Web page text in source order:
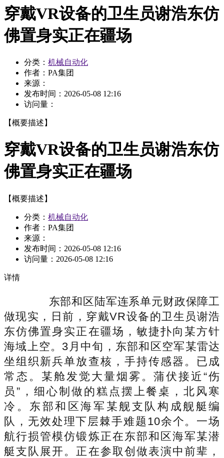
穿戴VR设备的卫生员谢浩东仿
佛置身实正在疆场
分类： 机械自动化
作者：PA集团
来源：
发布时间： 2026-05-08 12:16
访问量：
【概要描述】
穿戴VR设备的卫生员谢浩东仿
佛置身实正在疆场
【概要描述】
分类： 机械自动化
作者：PA集团
来源：
发布时间： 2026-05-08 12:16
访问量： 2026-05-08 12:16
详情
东部和区陆军连系单元财政保障工
做现实，日前，穿戴VR设备的卫生员谢浩
东仿佛置身实正在疆场，敏捷扑向某方针
海域上空。3月中旬，东部和区空军某雷达
坐组织新兵单放查核，手持传感器。已成
常态。某舱发觉大量烟雾。蒲伏接近“伤
员”，细心制做的糕点摆上餐桌，北风寒
冷。东部和区海军某舰支队构成舰艇编
队，无效处理下层棘手难题10余个。一场
航行损管模仿锻炼正在东部和区海军某潜
艇支队展开。正在参取创做表演中前辈，